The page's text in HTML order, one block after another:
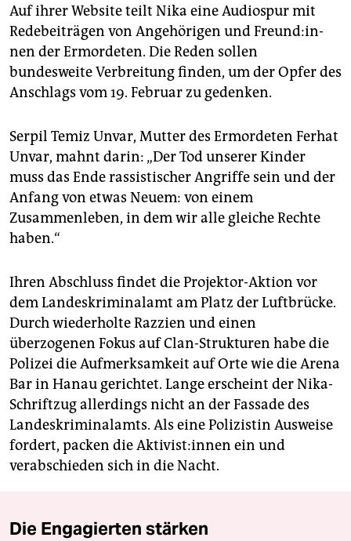
Auf ihrer Website teilt Nika eine Audiospur mit
Redebeiträgen von Angehörigen und Freun­d:in­
nen der Ermordeten. Die ­Reden sollen
bundesweite Verbreitung finden, um der Opfer des
Anschlags vom 19. Februar zu gedenken.
Serpil Temiz Unvar, Mutter des Ermordeten Ferhat
Unvar, mahnt darin: „Der Tod unserer Kinder
muss das Ende rassistischer Angriffe sein und der
Anfang von etwas Neuem: von einem
Zusammenleben, in dem wir alle gleiche Rechte
haben.“
Ihren Abschluss findet die Projektor-Aktion vor
dem Landeskriminalamt am Platz der Luftbrücke.
Durch wiederholte Razzien und einen
überzogenen Fokus auf Clan-Strukturen habe die
Polizei die Aufmerksamkeit auf Orte wie die Arena
Bar in Hanau gerichtet. Lange erscheint der Nika-
Schriftzug allerdings nicht an der Fassade des
Landeskriminalamts. Als eine Polizistin Ausweise
fordert, packen die Ak­ti­vis­t:in­nen ein und
verabschieden sich in die Nacht.
Die Engagierten stärken